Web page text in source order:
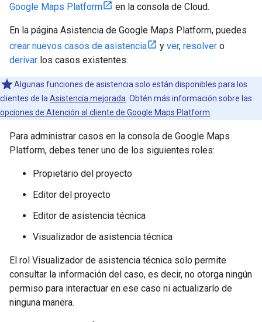
Google Maps Platform
en la consola de Cloud.
En la página Asistencia de Google Maps Platform, puedes
crear nuevos casos de asistencia
y ver, resolver o
derivar los casos existentes.
Algunas funciones de asistencia solo están disponibles para los
clientes de la Asistencia mejorada . Obtén más información sobre las
opciones de Atención al cliente de Google Maps Platform
Para administrar casos en la consola de Google Maps
Platform, debes tener uno de los siguientes roles:
Propietario del proyecto
Editor del proyecto
Editor de asistencia técnica
Visualizador de asistencia técnica
El rol Visualizador de asistencia técnica solo permite
consultar la información del caso, es decir, no otorga ningún
permiso para interactuar en ese caso ni actualizarlo de
ninguna manera.